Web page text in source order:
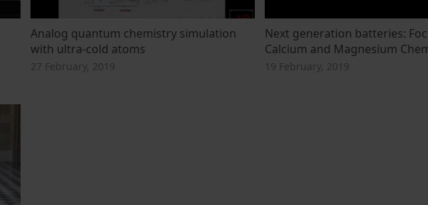
Analog quantum chemistry simulation
with ultra-cold atoms
27 February, 2019
Next generation batteries:
Calcium and Magnesium
19 February, 2019